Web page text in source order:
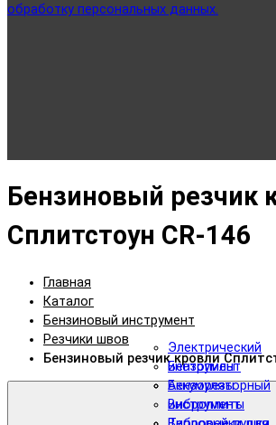
обработку персональных данных.
Бензиновый резчик
Сплитстоун CR-146
Главная
Каталог
Бензиновый инструмент
Электрический
инструмент
Аккумуляторный
инструмент
Резчики швов
Бензопилы
Бензорезы
Виброплиты
Бензиновый резчик кровли